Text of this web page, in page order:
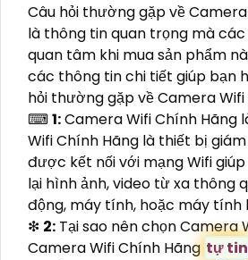
Câu hỏi thường gặp về
là thông tin quan trọng mà
quan tâm khi mua sản phẩm
các thông tin chi tiết giúp bạn
hỏi thường gặp về Camera Wifi
⌨1:Camera Wifi Chính Hãng
Wifi Chính Hãng là thiết bị
được kết nối với mạng Wifi
lại hình ảnh, video từ xa thông
động, máy tính, hoặc máy tính
❇ 2: Tại sao nên chọn Camera
Camera Wifi Chính Hãng tự tin